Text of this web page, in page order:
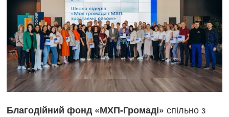
Благодійний фонд «МХП-Громаді» спільно з